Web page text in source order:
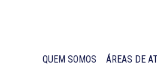
QUEM SOMOS
ÁREAS DE